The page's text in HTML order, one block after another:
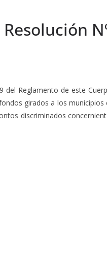
del Reglamento de este
girados a los municipios
discriminados